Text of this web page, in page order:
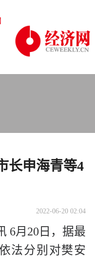
长申海青等4
2022-06-20 02:04
6月20日，据最
法分别对樊安